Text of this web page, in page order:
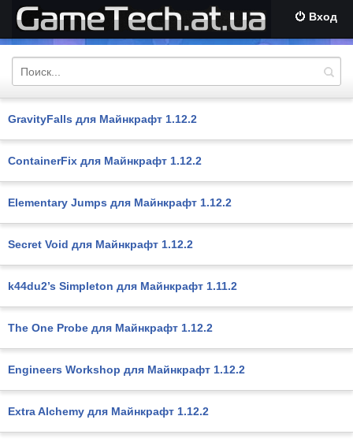
Вход
GravityFalls для Майнкрафт 1.12.2
ContainerFix для Майнкрафт 1.12.2
Elementary Jumps для Майнкрафт 1.12.2
Secret Void для Майнкрафт 1.12.2
k44du2’s Simpleton для Майнкрафт 1.11.2
The One Probe для Майнкрафт 1.12.2
Engineers Workshop для Майнкрафт 1.12.2
Extra Alchemy для Майнкрафт 1.12.2